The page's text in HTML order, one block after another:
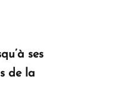
ses
de la